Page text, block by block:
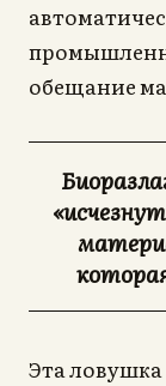
обещание
Эта